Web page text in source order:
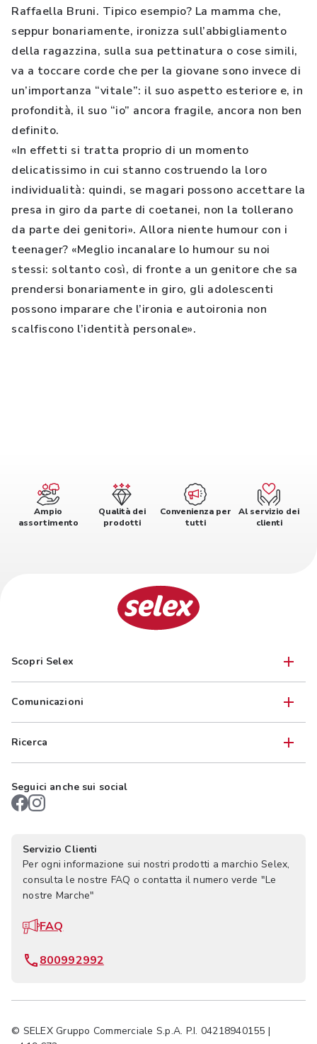
Raffaella Bruni. Tipico esempio? La mamma che,
seppur bonariamente, ironizza sull’abbigliamento
della ragazzina, sulla sua pettinatura o cose simili,
va a toccare corde che per la giovane sono invece di
un’importanza “vitale”: il suo aspetto esteriore e, in
profondità, il suo “io” ancora fragile, ancora non ben
definito.
«In effetti si tratta proprio di un momento
delicatissimo in cui stanno costruendo la loro
individualità: quindi, se magari possono accettare la
presa in giro da parte di coetanei, non la tollerano
da parte dei genitori». Allora niente humour con i
teenager? «Meglio incanalare lo humour su noi
stessi: soltanto così, di fronte a un genitore che sa
prendersi bonariamente in giro, gli adolescenti
possono imparare che l’ironia e autoironia non
scalfiscono l’identità personale».
Ampio
assortimento
Qualità dei
prodotti
Convenienza per
tutti
Al servizio dei
clienti
Scopri Selex
Comunicazioni
Ricerca
Seguici anche sui social
Servizio Clienti
Per ogni informazione sui nostri prodotti a marchio Selex,
consulta le nostre FAQ o contatta il numero verde "Le
nostre Marche"
FAQ
800992992
© SELEX Gruppo Commerciale S.p.A. P.I. 04218940155 |